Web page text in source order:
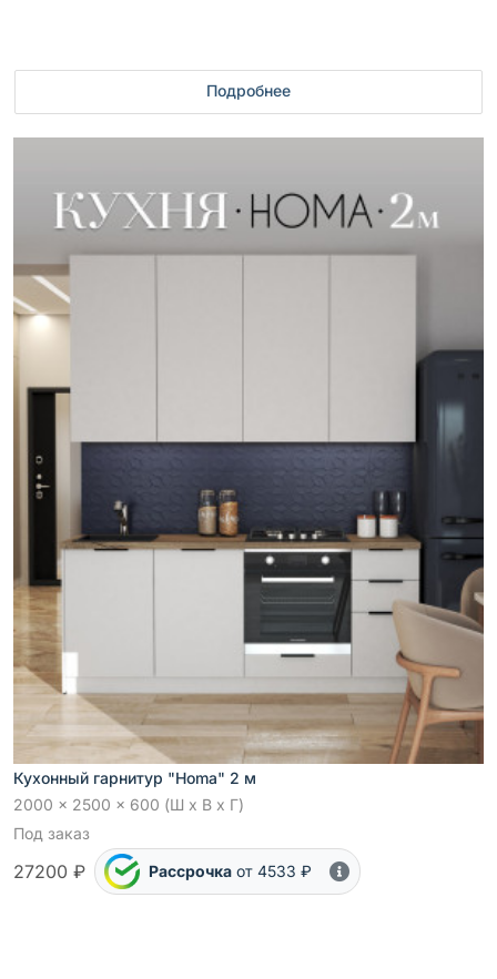
Подробнее
Кухонный гарнитур "Homa" 2 м
2000 x 2500 x 600 (Ш x В x Г)
Под заказ
27200 ₽ Рассрочка от 4533 ₽